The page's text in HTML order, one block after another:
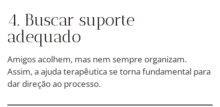
4. Buscar suporte
adequado
Amigos acolhem, mas nem sempre organizam.
Assim, a ajuda terapêutica se torna fundamental para
dar direção ao processo.